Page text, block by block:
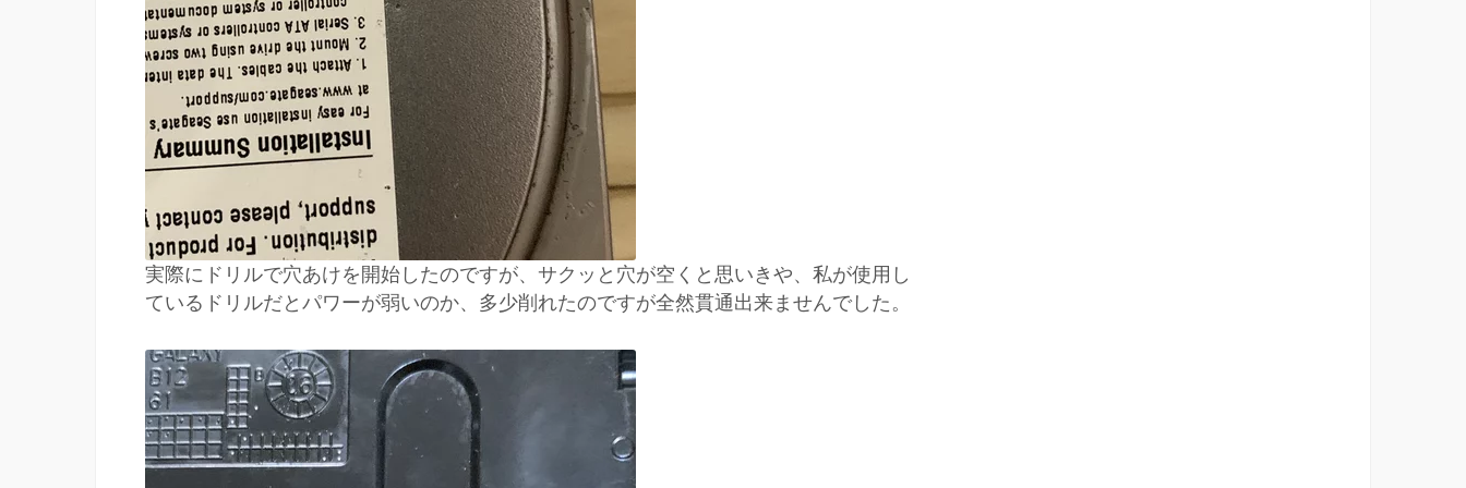
実際にドリルで穴あけを開始したのですが、サクッと穴が空くと思いきや、私が使用し
ているドリルだとパワーが弱いのか、多少削れたのですが全然貫通出来ませんでした。